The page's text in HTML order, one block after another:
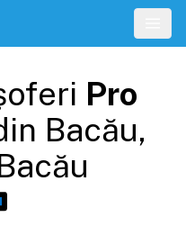
Pro
Bacău,